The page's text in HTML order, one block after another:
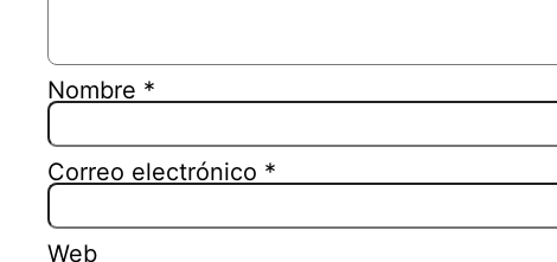
Nombre *
Correo electrónico *
Web